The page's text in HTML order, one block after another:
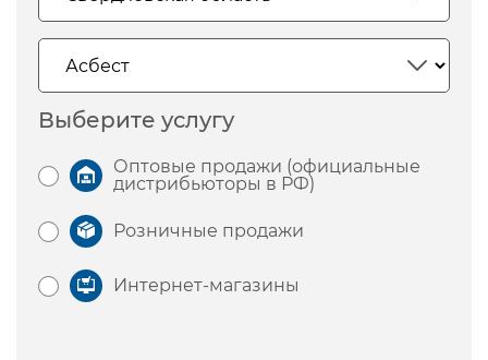
Выберите услугу
Оптовые продажи (официальные
дистрибьюторы в РФ)
Розничные продажи
Интернет-магазины